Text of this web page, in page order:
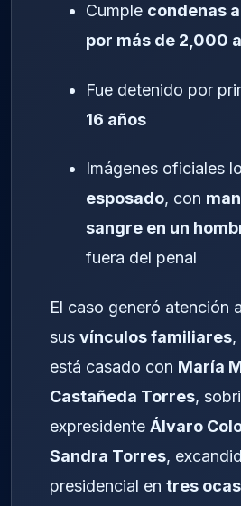
Cumple condenas
por más de 2,000
Fue detenido por
16 años
Imágenes oficiales
esposado, con
sangre en un
fuera del penal
El caso generó atención
sus vínculos familiares,
está casado con María
Castañeda Torres,
expresidente Álvaro
Sandra Torres,
presidencial en tres